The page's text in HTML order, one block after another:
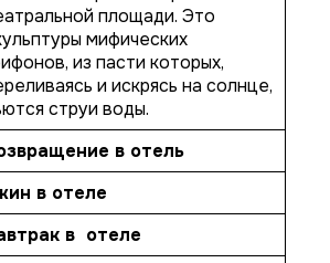
площади. Это
мифических
из пасти которых,
и искрясь на солнце,
струи воды.
в отель
в отеле
в отеле